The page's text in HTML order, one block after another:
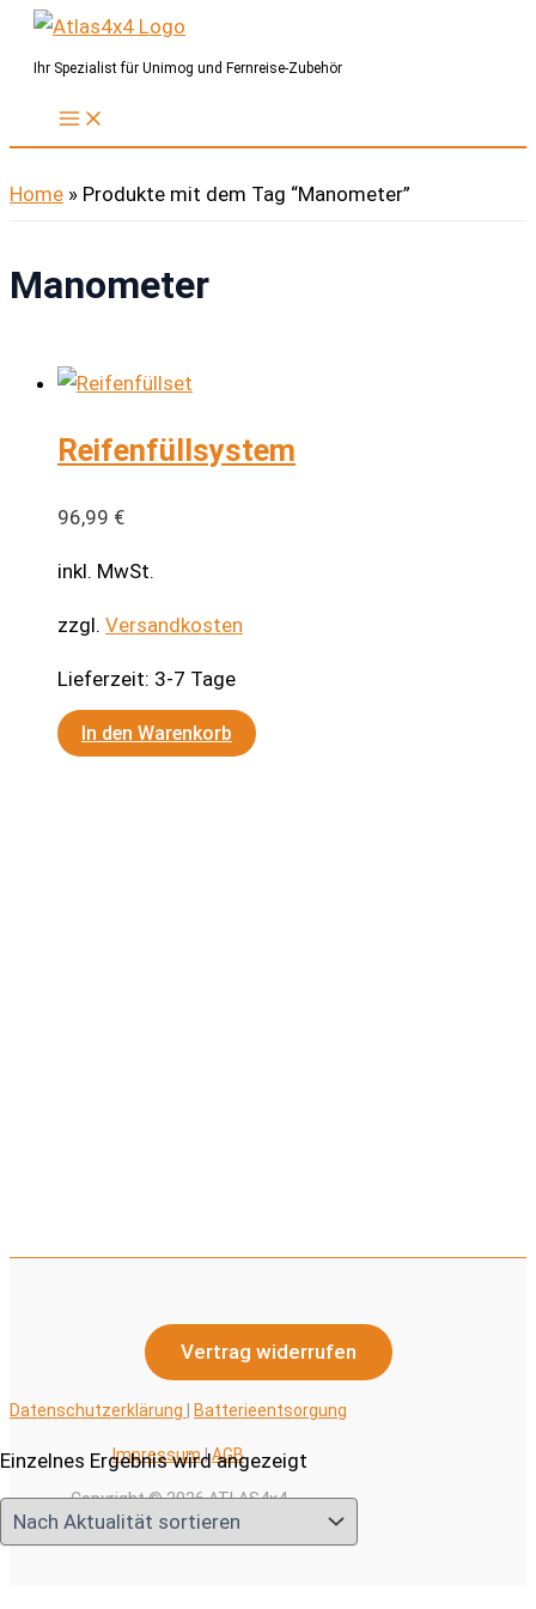
Zum
InhaltIhr Spezialist für Unimog und Fernreise-Zubehör
Home » Produkte mit dem Tag “Manometer”
Manometer
Einzelnes Ergebnis wird angezeigt
Reifenfüllsystem
96,99 €
inkl. MwSt.
zzgl. Versandkosten
Lieferzeit: 3-7 Tage
In den Warenkorb
Vertrag widerrufen
Datenschutzerklärung Batterieentsorgung
Impressum|AGB
Copyright © 2026 ATLAS4x4